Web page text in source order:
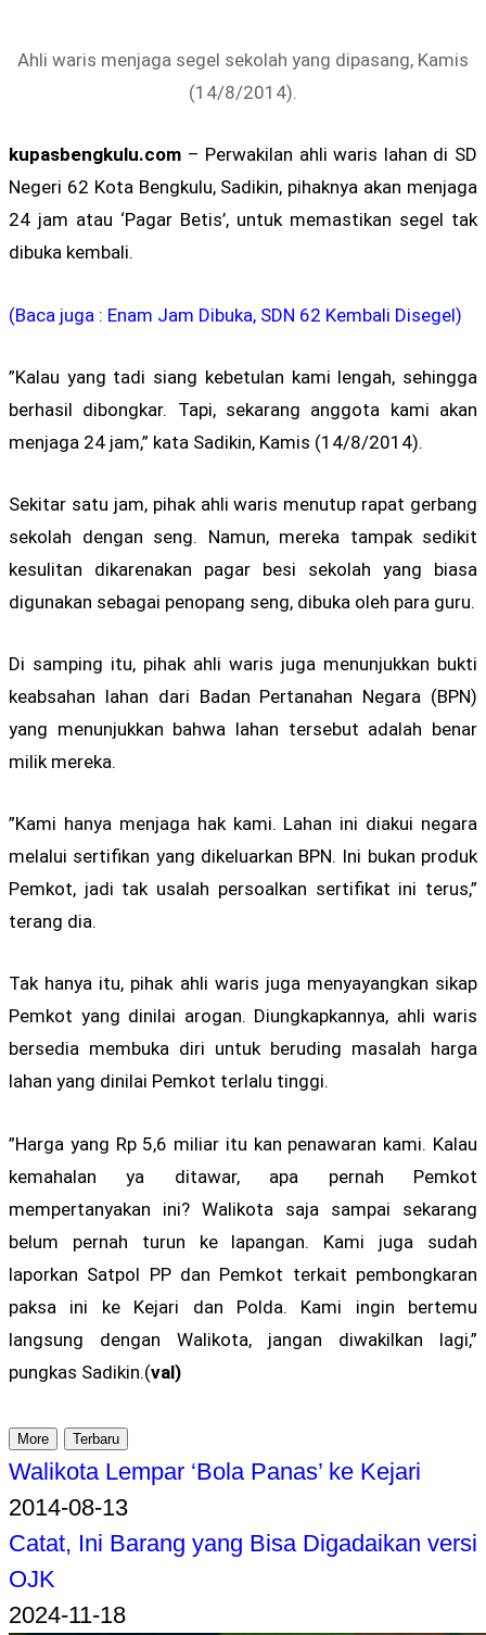
Ahli waris menjaga segel sekolah yang dipasang, Kamis
(14/8/2014).
kupasbengkulu.com – Perwakilan ahli waris lahan di SD
Negeri 62 Kota Bengkulu, Sadikin, pihaknya akan menjaga
24 jam atau ‘Pagar Betis’, untuk memastikan segel tak
dibuka kembali.
(Baca juga : Enam Jam Dibuka, SDN 62 Kembali Disegel)
”Kalau yang tadi siang kebetulan kami lengah, sehingga
berhasil dibongkar. Tapi, sekarang anggota kami akan
menjaga 24 jam,” kata Sadikin, Kamis (14/8/2014).
Sekitar satu jam, pihak ahli waris menutup rapat gerbang
sekolah dengan seng. Namun, mereka tampak sedikit
kesulitan dikarenakan pagar besi sekolah yang biasa
digunakan sebagai penopang seng, dibuka oleh para guru.
Di samping itu, pihak ahli waris juga menunjukkan bukti
keabsahan lahan dari Badan Pertanahan Negara (BPN)
yang menunjukkan bahwa lahan tersebut adalah benar
milik mereka.
”Kami hanya menjaga hak kami. Lahan ini diakui negara
melalui sertifikan yang dikeluarkan BPN. Ini bukan produk
Pemkot, jadi tak usalah persoalkan sertifikat ini terus,”
terang dia.
Tak hanya itu, pihak ahli waris juga menyayangkan sikap
Pemkot yang dinilai arogan. Diungkapkannya, ahli waris
bersedia membuka diri untuk beruding masalah harga
lahan yang dinilai Pemkot terlalu tinggi.
”Harga yang Rp 5,6 miliar itu kan penawaran kami. Kalau
kemahalan ya ditawar, apa pernah Pemkot
mempertanyakan ini? Walikota saja sampai sekarang
belum pernah turun ke lapangan. Kami juga sudah
laporkan Satpol PP dan Pemkot terkait pembongkaran
paksa ini ke Kejari dan Polda. Kami ingin bertemu
langsung dengan Walikota, jangan diwakilkan lagi,”
pungkas Sadikin.(val)
More Terbaru
Walikota Lempar ‘Bola Panas’ ke Kejari
2014-08-13
Catat, Ini Barang yang Bisa Digadaikan versi
OJK
2024-11-18